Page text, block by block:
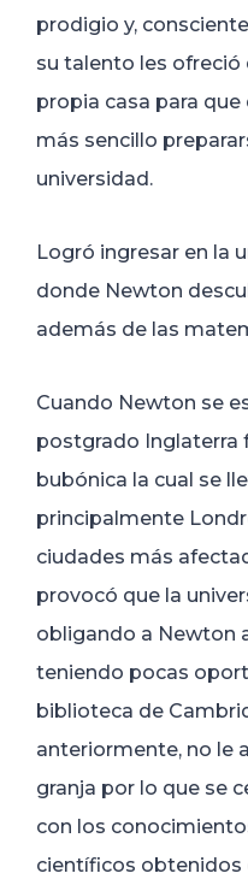
prodigio y,
su talento les ofreció
propia casa para
más sencillo
universidad.
Logró ingresar en la
donde Newton
además de las
Cuando Newton se
postgrado Inglaterra
bubónica la cual se
principalmente
ciudades más
provocó que la
obligando a Newton
teniendo pocas
biblioteca de
anteriormente, no le
granja por lo que se
con los
científicos obtenidos